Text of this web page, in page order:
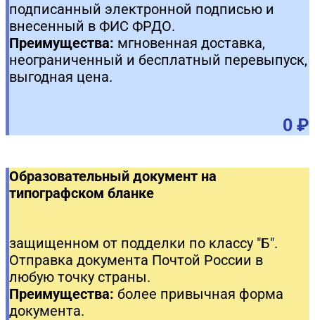
подписанный электронной подписью и
внесенный в ФИС ФРДО.
Преимущества: мгновенная доставка,
неограниченный и бесплатный перевыпуск,
выгодная цена.
0 ₽
Образовательный документ на
типографском бланке
защищенном от подделки по классу "Б".
Отправка документа Почтой России в
любую точку страны.
Преимущества: более привычная форма
документа.